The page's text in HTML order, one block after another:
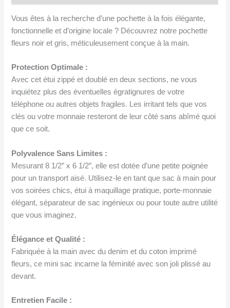
avec
poignée
Vous êtes à la recherche d’une pochette à la fois élégante,
fonctionnelle et d’origine locale ? Découvrez notre pochette
fleurs noir et gris, méticuleusement conçue à la main.
Protection Optimale :
Avec cet étui zippé et doublé en deux sections, ne vous
inquiétez plus des éventuelles égratignures de votre
téléphone ou autres objets fragiles. Les irritant tels que vos
clés ou votre monnaie resteront de leur côté sans abîmé quoi
que ce soit.
Polyvalence Sans Limites :
Mesurant 8 1/2″ x 6 1/2″, elle est dotée d’une petite poignée
pour un transport aisé. Utilisez-le en tant que sac à main pour
vos soirées chics, étui à maquillage pratique, porte-monnaie
élégant, séparateur de sac ingénieux ou pour toute autre utilité
que vous imaginez.
Élégance et Qualité :
Fabriquée à la main avec du denim et du coton imprimé
fleurs, ce mini sac incarne la féminité avec son joli plissé au
devant.
Entretien Facile :